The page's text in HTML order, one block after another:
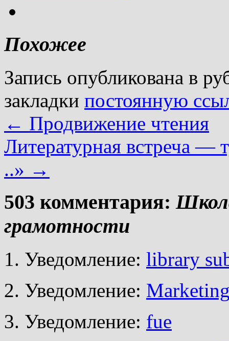
Похожее
Запись опубликована в
закладки постоянную
← Продвижение чтения
Литературная встреча —
..» →
503 комментария:
грамотности
Уведомление: library
Уведомление:
Уведомление: fue